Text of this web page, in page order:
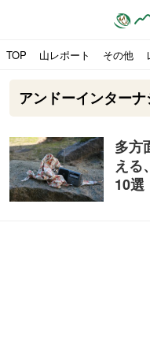
TOP 山レポート その他
アンドーインター
多方
える
10選